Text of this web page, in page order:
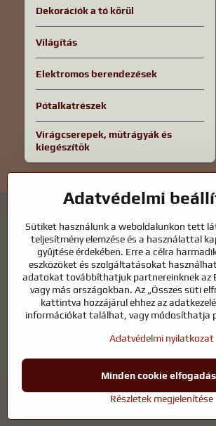
Dekorációk a tó körül
Világítás
Elektromos berendezések
Pótalkatrészek
Virágcserepek, műtrágyák és
kiegészítők
Kerti tavak és
A kerti tavak gyönyörű kiegészítői
kulcsfontosságú a tiszta vízhez és az
A lovaknak kiváló minőségű
tenyésztők vagy természetkedvelők
Adatvédelmi
Sütiket használunk a weboldalunkon tett
teljesítmény elemzése és a használattal
gyűjtése érdekében. Erre a célra
eszközöket és szolgáltatásokat
adatokat továbbíthatjuk partnereinknek az
vagy más országokban. Az „Összes süti
kattintva hozzájárul ehhez az
információkat találhat, vagy módosíthatja
Adatvédelmi nyilatkozat
Részletek megjelenítése
Minden cookie